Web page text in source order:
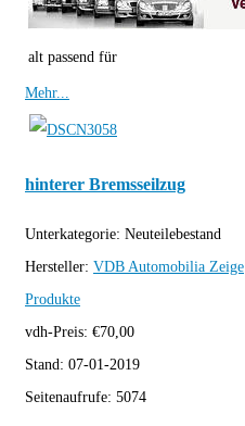
alt passend für
Mehr...
hinterer Bremsseilzug
Unterkategorie: Neuteilebestand
Hersteller: VDB Automobilia Zeige
Produkte
vdh-Preis: €70,00
Stand: 07-01-2019
Seitenaufrufe: 5074